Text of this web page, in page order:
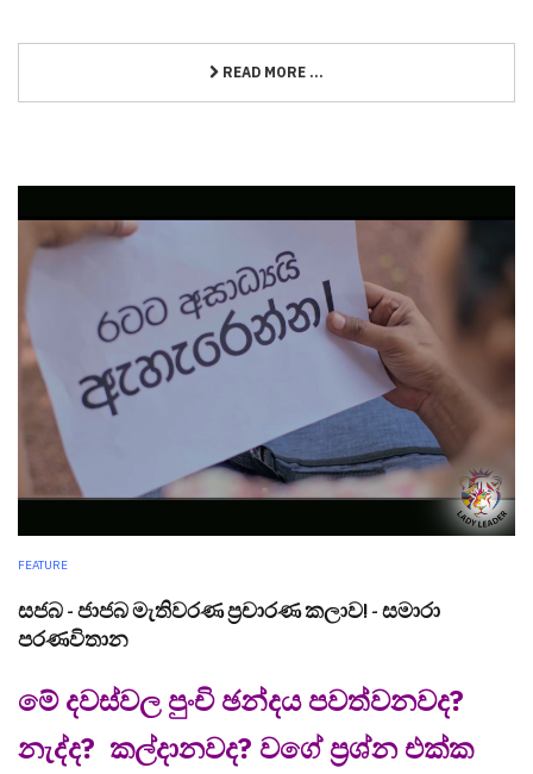
READ MORE ...
FEATURE
සජබ - ජාජබ මැතිවරණ ප්‍රචාරණ කලාව! - සමාරා
පරණවිතාන
මේ දවස්වල පුංචි ඡන්දය පවත්වනවද?
නැද්ද? කල්දානවද? ව‌ගේ ප්‍රශ්න එක්ක